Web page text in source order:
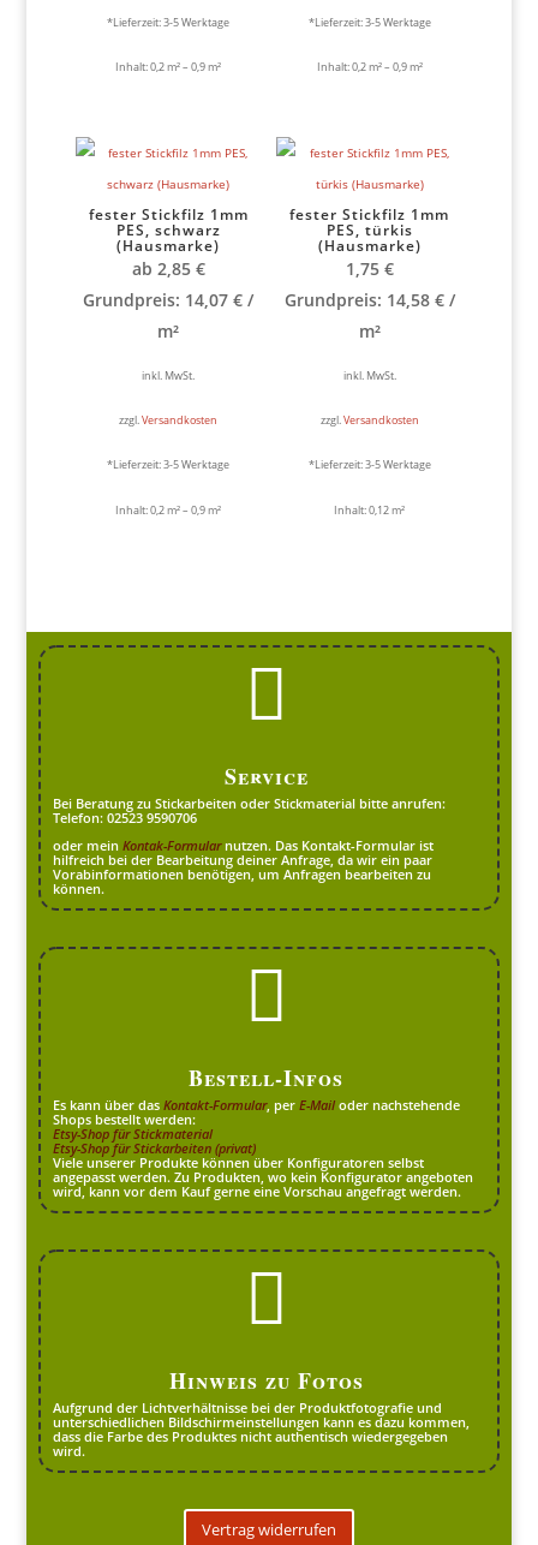
*Lieferzeit:3-5 Werktage
Inhalt: 0,2m²– 0,9m²
*Lieferzeit:3-5 Werktage
Inhalt: 0,2m²– 0,9m²
fester Stickfilz 1mm
PES, schwarz
(Hausmarke)
ab 2,85 €
Grundpreis: 14,07€ /
m²
inkl. MwSt.
zzgl.Versandkosten
*Lieferzeit:3-5 Werktage
Inhalt: 0,2m²– 0,9m²
fester Stickfilz 1mm
PES, türkis
(Hausmarke)
1,75 €
Grundpreis: 14,58 €/
m²
inkl. MwSt.
zzgl.Versandkosten
*Lieferzeit:3-5 Werktage
Inhalt: 0,12m²

Service
Bei Beratung zu Stickarbeiten oder Stickmaterial bitte anrufen:
Telefon: 02523 9590706
oder meinKontak-Formularnutzen. Das Kontakt-Formular ist
hilfreich bei der Bearbeitung deiner Anfrage, da wir ein paar
Vorabinformationen benötigen, um Anfragen bearbeiten zu
können.

Bestell-Infos
Es kann über dasKontakt-Formular, perE-Mail oder nachstehende
Shops bestellt werden:
Etsy-Shop für Stickmaterial
Etsy-Shop für Stickarbeiten (privat)
Viele unserer Produkte können über Konfiguratoren selbst
angepasst werden. Zu Produkten, wo kein Konfigurator angeboten
wird, kann vor dem Kauf gerne eine Vorschau angefragt werden.

Hinweis zu Fotos
Aufgrund der Lichtverhältnisse bei der Produktfotografie und
unterschiedlichen Bildschirmeinstellungen kann es dazu kommen,
dass die Farbe des Produktes nicht authentisch wiedergegeben
wird.
Vertrag widerrufen